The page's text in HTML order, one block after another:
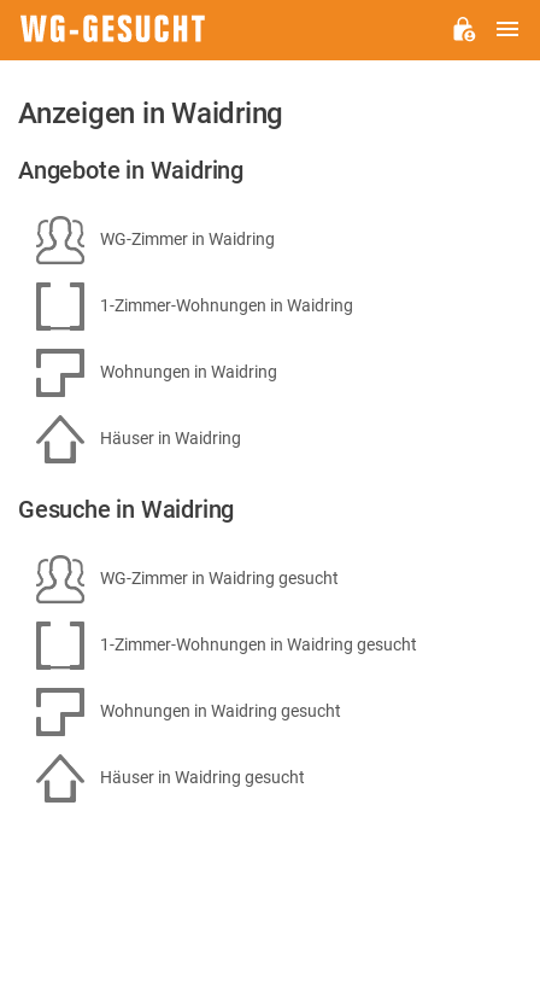
Anzeigen in Waidring
Angebote in Waidring
WG-Zimmer in Waidring
1-Zimmer-Wohnungen in Waidring
Wohnungen in Waidring
Häuser in Waidring
Gesuche in Waidring
WG-Zimmer in Waidring gesucht
1-Zimmer-Wohnungen in Waidring gesucht
Wohnungen in Waidring gesucht
Häuser in Waidring gesucht